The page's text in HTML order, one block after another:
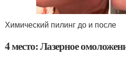
Химический пилинг до и после
4 место: Лазерное